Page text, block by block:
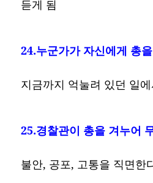
듣게 됨
24.누군가가 자신에게 총
지금까지 억눌려 있던 일
25.경찰관이 총을 겨누어
불안, 공포, 고통을 직면한